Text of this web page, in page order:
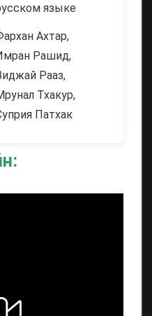
языке
Ахтар,
Рашид,
Рааз,
Тхакур,
Патхак